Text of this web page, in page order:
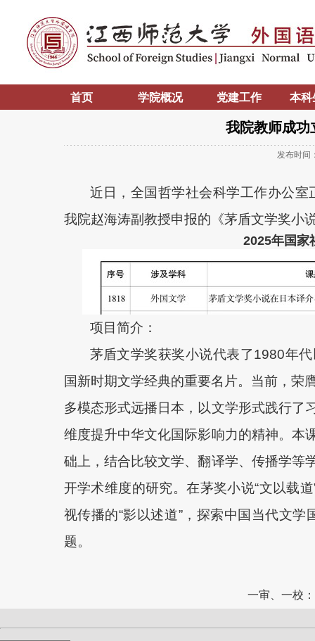
首页 学院概况 党建工作 本科
我院教师成功
发布时间
近日，全国哲学社会科学工作办公
我院赵海涛副教授申报的《茅盾文学奖小
2025年国家
项目简介：
茅盾文学奖获奖小说代表了1980年
国新时期文学经典的重要名片。当前，荣
多模态形式远播日本，以文学形式践行了
维度提升中华文化国际影响力的精神。本
础上，结合比较文学、翻译学、传播学等
开学术维度的研究。在茅奖小说“文以载
视传播的“影以述道”，探索中国当代文学
题。
一审、一校